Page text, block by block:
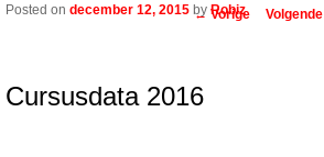
Bericht navigatie
← Vorige Volgende
Cursusdata 2016
Posted ondecember 12, 2015 byRobiz